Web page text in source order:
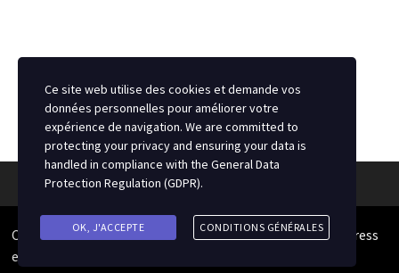
Copyright © 2026Source du Hockey. Alimenté parWordPress
et
Ce site web utilise des cookies et demande vos
données personnelles pour améliorer votre
expérience de navigation. We are committed to
protecting your privacy and ensuring your data is
handled in compliance with the General Data
Protection Regulation (GDPR).
OK, J'ACCEPTE CONDITIONS GÉNÉRALES